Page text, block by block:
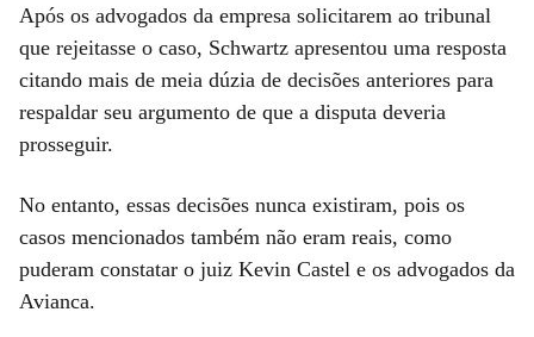
Após os advogados da empresa solicitarem ao tribunal
que rejeitasse o caso, Schwartz apresentou uma resposta
citando mais de meia dúzia de decisões anteriores para
respaldar seu argumento de que a disputa deveria
prosseguir.
No entanto, essas decisões nunca existiram, pois os
casos mencionados também não eram reais, como
puderam constatar o juiz Kevin Castel e os advogados da
Avianca.